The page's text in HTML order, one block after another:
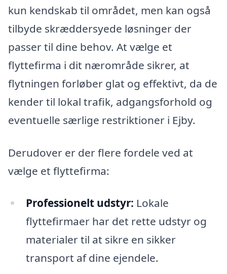
kun kendskab til området, men kan også
tilbyde skræddersyede løsninger der
passer til dine behov. At vælge et
flyttefirma i dit nærområde sikrer, at
flytningen forløber glat og effektivt, da de
kender til lokal trafik, adgangsforhold og
eventuelle særlige restriktioner i Ejby.
Derudover er der flere fordele ved at
vælge et flyttefirma:
Professionelt udstyr: Lokale
flyttefirmaer har det rette udstyr og
materialer til at sikre en sikker
transport af dine ejendele.